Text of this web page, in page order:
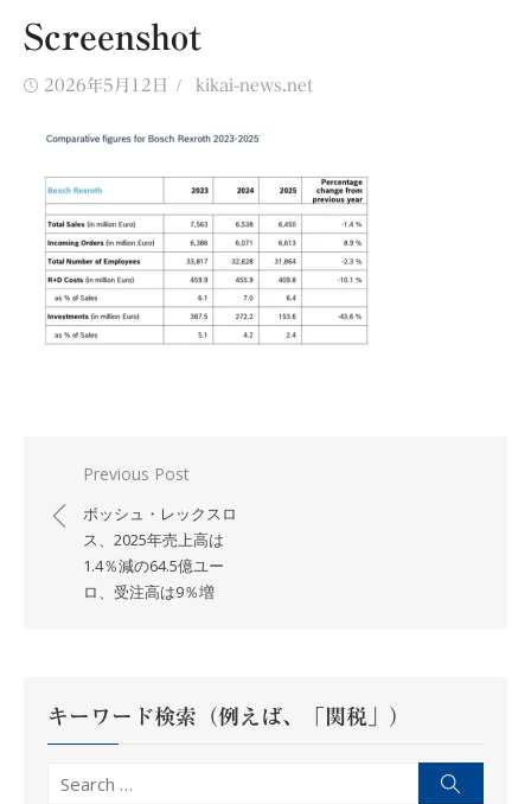
Screenshot
Posted
2026年5月12日 Author
kikai-news.net
稿
ョ
ン
Previous Post
ボッシュ・レックスロ
ス、2025年売上高は
1.4％減の64.5億ユー
ロ、受注高は9％増
キーワード検索（例えば、「関税」）
Search